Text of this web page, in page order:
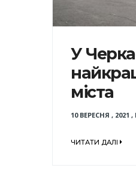
У
міста
10 ВЕРЕСНЯ , 2021 ,
ЧИТАТИ ДАЛІ